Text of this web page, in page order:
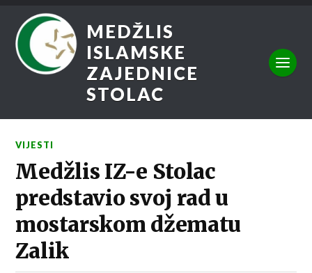
MEDŽLIS
ISLAMSKE
ZAJEDNICE
STOLAC
VIJESTI
Medžlis IZ-e Stolac
predstavio svoj rad u
mostarskom džematu
Zalik